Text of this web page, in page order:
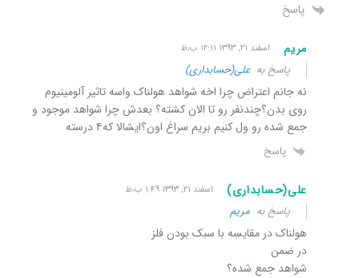
پاسخ
مریم اسفند ۲۱, ۱۳۹۳ ۱۲:۱۱ ب٫ظ
پاسخ بهعلی(حسابداری)
نه جانم اعتراض چرا اخه شواهد هولناک واسه تاثیر آلومینیوم
روی بدن؟چندنفر رو تا الان کشته؟ بعدش چرا شواهد موجود و
جمع شده رو ول کنیم بریم سراغ اون؟ایشالا که۴ درسته
پاسخ
علی(حسابداری) اسفند ۲۱, ۱۳۹۳ ۱:۴۹ ب٫ظ
پاسخ به مریم
هولناک در مقایسه با سبک بودن فلز
در ضمن
شواهد جمع شده؟